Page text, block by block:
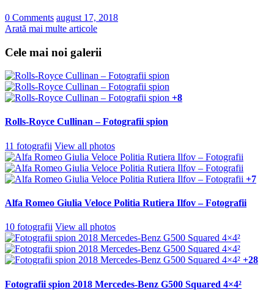
0 Comments august 17, 2018
Arată mai multe articole
Cele mai noi galerii
+8
Rolls-Royce Cullinan – Fotografii spion
11 fotografii View all photos
+7
Alfa Romeo Giulia Veloce Politia Rutiera Ilfov – Fotografii
10 fotografii View all photos
+28
Fotografii spion 2018 Mercedes-Benz G500 Squared 4×4²